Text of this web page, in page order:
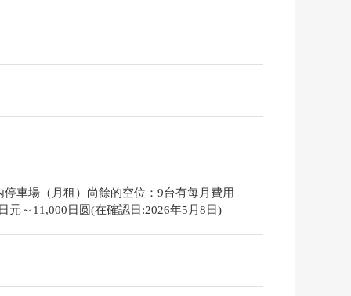
停車場（月租）尚餘的空位：9台有每月費用
元～11,000日圆(在確認日:2026年5月8日)